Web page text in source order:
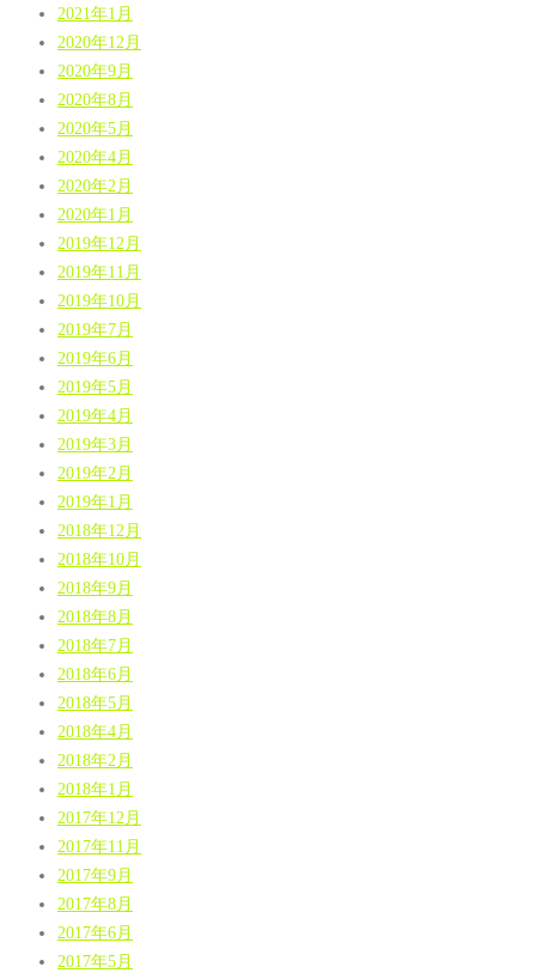
2021年1月
2020年12月
2020年9月
2020年8月
2020年5月
2020年4月
2020年2月
2020年1月
2019年12月
2019年11月
2019年10月
2019年7月
2019年6月
2019年5月
2019年4月
2019年3月
2019年2月
2019年1月
2018年12月
2018年10月
2018年9月
2018年8月
2018年7月
2018年6月
2018年5月
2018年4月
2018年2月
2018年1月
2017年12月
2017年11月
2017年9月
2017年8月
2017年6月
2017年5月